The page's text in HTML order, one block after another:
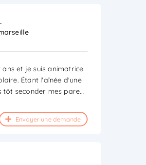
et je suis animatrice
Étant l'aînée d'une
tôt seconder mes pare...
Envoyer une demande